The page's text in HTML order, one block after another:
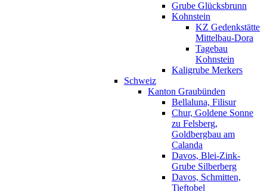
Grube Glücksbrunn
Kohnstein
KZ Gedenkstätte
Mittelbau-Dora
Tagebau
Kohnstein
Kaligrube Merkers
Schweiz
Kanton Graubünden
Bellaluna, Filisur
Chur, Goldene Sonne
zu Felsberg,
Goldbergbau am
Calanda
Davos, Blei-Zink-
Grube Silberberg
Davos, Schmitten,
Tieftobel